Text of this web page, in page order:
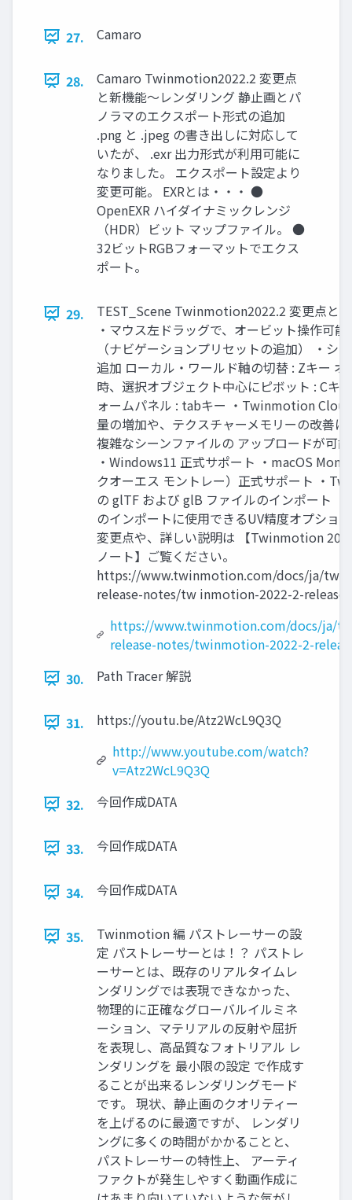
27. Camaro
28.
Camaro Twinmotion2022.2 変更点
と新機能～レンダリング 静止画とパ
ノラマのエクスポート形式の追加
.png と .jpeg の書き出しに対応して
いたが、 .exr 出力形式が利用可能に
なりました。 エクスポート設定より
変更可能。 EXRとは・・・ ●
OpenEXR ハイダイナミックレンジ
（HDR）ビット マップファイル。 ●
32ビットRGBフォーマットでエクス
ポート。
29.
TEST_Scene Twinmotion2022.2 変更点と
・マウス左ドラッグで、オービット操作可
（ナビゲーションプリセットの追加） ・シ
追加 ローカル・ワールド軸の切替 : Zキー オ
時、選択オブジェクト中心にピボット : Cキ
ォームパネル : tabキー ・Twinmotion
量の増加や、テクスチャーメモリーの改善に
複雑なシーンファイルの アップロードが可
・Windows11 正式サポート ・macOS
クオーエス モントレー）正式サポート ・
の glTF および glB ファイルのインポート
のインポートに使用できるUV精度オプショ
変更点や、詳しい説明は 【Twinmotion
ノート】ご覧ください。
https://www.twinmotion.com/docs/ja/
release-notes/tw inmotion-2022-2-
https://www.twinmotion.com/docs/ja/
release-notes/twinmotion-2022-2-
30.
Path Tracer 解説
31.
https://youtu.be/Atz2WcL9Q3Q
http://www.youtube.com/watch?
v=Atz2WcL9Q3Q
32.
今回作成DATA
33. 今回作成DATA
34. 今回作成DATA
35.
Twinmotion 編 パストレーサーの設
定 パストレーサーとは！？ パストレ
ーサーとは、既存のリアルタイムレ
ンダリングでは表現できなかった、
物理的に正確なグローバルイルミネ
ーション、マテリアルの反射や屈折
を表現し、高品質なフォトリアル レ
ンダリングを 最小限の設定 で作成す
ることが出来るレンダリングモード
です。 現状、静止画のクオリティー
を上げるのに最適ですが、 レンダリ
ングに多くの時間がかかることと、
パストレーサーの特性上、 アーティ
ファクトが発生しやすく動画作成に